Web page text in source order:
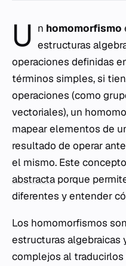
U n homomorfismo
estructuras
operaciones definidas
términos simples, si
operaciones (como
vectoriales), un
mapear elementos de
resultado de operar
el mismo. Este
abstracta porque
diferentes y entender
Los homomorfismos
estructuras algebraicas
complejos al